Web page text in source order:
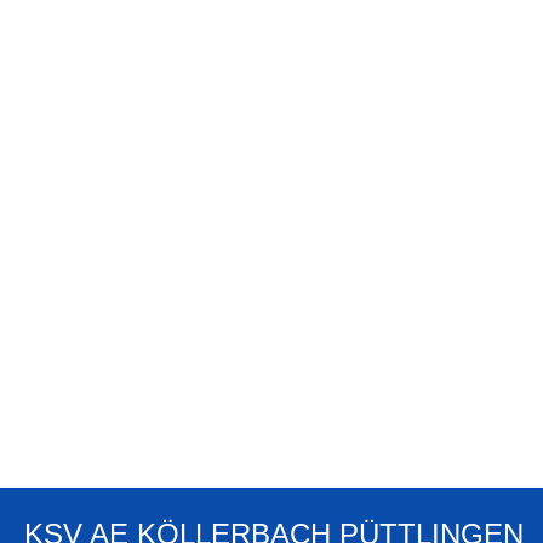
KSV AE KÖLLERBACH PÜTTLINGEN